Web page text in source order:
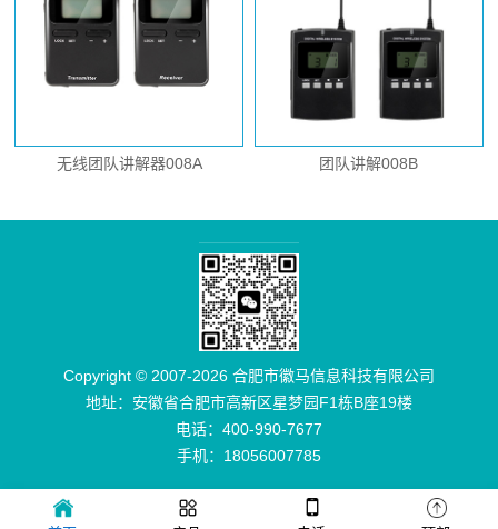
无线团队讲解器008A 团队讲解008B
Copyright © 2007-2026 合肥市徽马信息科技有限公司
地址：安徽省合肥市高新区星梦园F1栋B座19楼
电话：400-990-7677
手机：18056007785